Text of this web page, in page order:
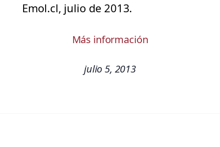
Emol.cl, julio de 2013.
Más información
julio 5, 2013